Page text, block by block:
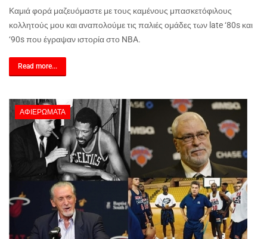
Καμιά φορά μαζευόμαστε με τους καμένους μπασκετόφιλους
κολλητούς μου και αναπολούμε τις παλιές ομάδες των late‘80s και
‘90sπου έγραψαν ιστορία στο NBA.
Read more...
ΑΦΙΕΡΏΜΑΤΑ